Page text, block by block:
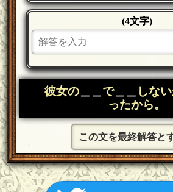
(4文字)
彼女の＿＿ で＿＿
しな
ったから。
この文を最終解答と